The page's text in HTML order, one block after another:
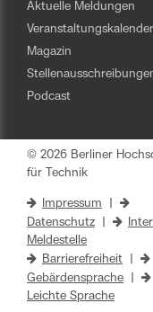
Aktuelle Meldungen
Veranstaltungskalender
Magazin
Podcast
© 2026 Berliner
für Technik
Impressum
Datenschutz
Meldestelle
Barrierefreiheit
Gebärdensprache
Leichte Sprache